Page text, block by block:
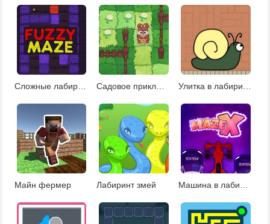
Сложные лабиринты Садовое приключение Улитка в лабиринте
Майн фермер Лабиринт змей Машина в лабиринте